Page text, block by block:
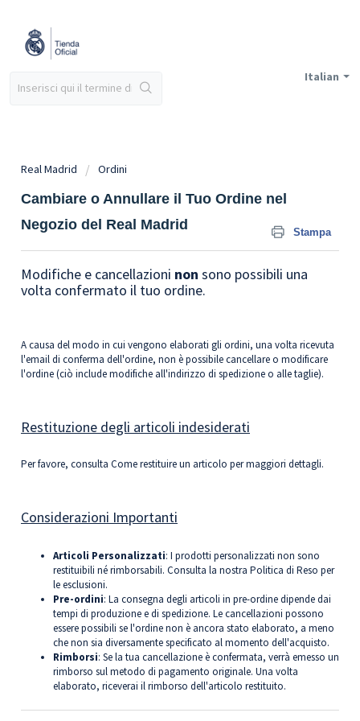
Italian
Real Madrid Ordini
Cambiare o Annullare il Tuo Ordine nel
Negozio del Real Madrid
Stampa
Modifiche e cancellazioni non sono possibili una
volta confermato il tuo ordine.
A causa del modo in cui vengono elaborati gli ordini, una volta ricevuta
l'email di conferma dell'ordine, non è possibile cancellare o modificare
l'ordine (ciò include modifiche all'indirizzo di spedizione o alle taglie).
Restituzione degli articoli indesiderati
Per favore, consulta Come restituire un articolo per maggiori dettagli.
Considerazioni Importanti
Articoli Personalizzati: I prodotti personalizzati non sono
restituibili né rimborsabili. Consulta la nostra Politica di Reso per
le esclusioni.
Pre-ordini: La consegna degli articoli in pre-ordine dipende dai
tempi di produzione e di spedizione. Le cancellazioni possono
essere possibili se l'ordine non è ancora stato elaborato, a meno
che non sia diversamente specificato al momento dell'acquisto.
Rimborsi: Se la tua cancellazione è confermata, verrà emesso un
rimborso sul metodo di pagamento originale. Una volta
elaborato, riceverai il rimborso dell'articolo restituito.